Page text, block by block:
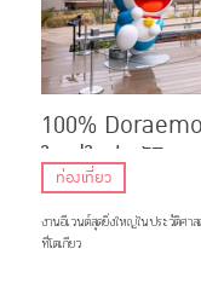
100%
ใหญ่ในประวัติศา
ท่องเที่ยว
งานอีเวนต์สุดยิ่งใหญ่ในประวัติศา
ที่โตเกียว